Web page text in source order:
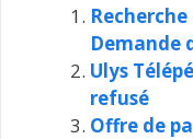
Demande
Ulys
refusé
Offre de